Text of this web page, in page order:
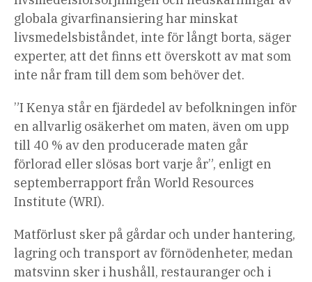
globala givarfinansiering har minskat
livsmedelsbiståndet, inte för långt borta, säger
experter, att det finns ett överskott av mat som
inte når fram till dem som behöver det.
”I Kenya står en fjärdedel av befolkningen inför
en allvarlig osäkerhet om maten, även om upp
till 40 % av den producerade maten går
förlorad eller slösas bort varje år”, enligt en
septemberrapport från World Resources
Institute (WRI).
Matförlust sker på gårdar och under hantering,
lagring och transport av förnödenheter, medan
matsvinn sker i hushåll, restauranger och i